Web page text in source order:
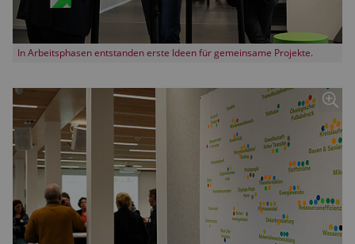
In Arbeitsphasen entstanden erste Ideen für gemeinsame Projekte.